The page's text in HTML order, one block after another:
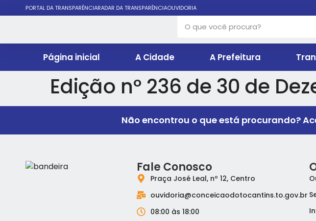
PORTAL DA TRANSPARÊNCIARADAR DA TRANSPARÊNCIAOUVIDORIA
Página inicial A Cidade A Prefeitura
Edição nº 236 de 30 de
Não encontrou o que está procurando?
Fale Conosco
Praça José Leal, nº 12, Centro
ouvidoria@conceicaodotocantins.to.gov.br
08:00 às 18:00